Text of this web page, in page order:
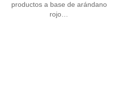
productos a base de arándano
rojo…